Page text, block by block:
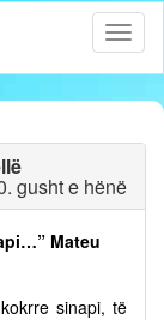
gusht e hënë
Mateu
sinapi, të